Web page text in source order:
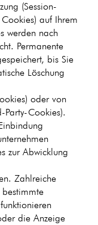
(Session-
auf Ihrem
werden nach
Permanente
bis Sie
Löschung
oder von
Party-Cookies).
zur Abwicklung
Zahlreiche
die Anzeige